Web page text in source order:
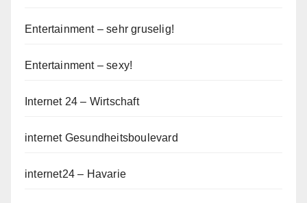
Entertainment – sehr gruselig!
Entertainment – sexy!
Internet 24 – Wirtschaft
internet Gesundheitsboulevard
internet24 – Havarie